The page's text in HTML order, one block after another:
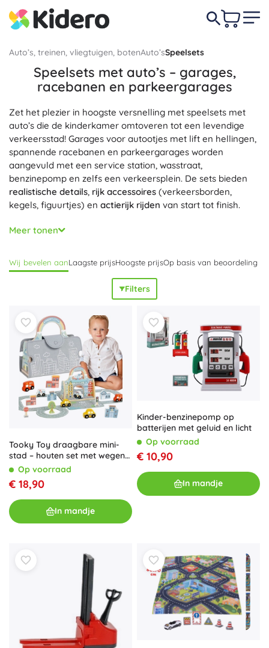
Auto’s, treinen, vliegtuigen, botenAuto’sSpeelsets
Speelsets met auto’s – garages,
racebanen en parkeergarages
Zet het plezier in hoogste versnelling met speelsets met
auto’s die de kinderkamer omtoveren tot een levendige
verkeersstad! Garages voor autootjes met lift en hellingen,
spannende racebanen en parkeergarages worden
aangevuld met een service station, wasstraat,
benzinepomp en zelfs een verkeersplein. De sets bieden
realistische details, rijk accessoires (verkeersborden,
kegels, figuurtjes) en actierijk rijden van start tot finish.
Slimme functies zoals bewegende liften, neerklapbare
hellingen en variabele racebanen stimuleren de
Kinderen oefenen oog-handcoördinatie, het logisch
plannen van routes en de regels van het verkeer.
Duurzame materialen en afgeronde vormen zijn
intensief spelen. Kies een speelset op basis van
leeftijd en beschikbare ruimte: compacte starterssets voor
de eerste races, grote meerlagige garages voor autootjes,
uitgebreide parkeergarages en themasets (politie,
brandweer) met service. Veel sets kunnen worden
uitgebreid met extra banen en hellingen, zodat het
speelplezier meegroeit met de kleine bestuurder. Speelsets
met auto’s zijn eenfantastisch cadeau
autoliefhebbers en zorgen voor
Meer tonen
Wij bevelen aanLaagste prijsHoogste prijsOp basis van beoordeling
Filters
Tooky Toy draagbare mini-
stad – houten set met wegen
en autootjes
Op voorraad
€ 18,90
In mandje
Kinder-benzinepomp op
batterijen met geluid en licht
Op voorraad
€ 10,90
In mandje